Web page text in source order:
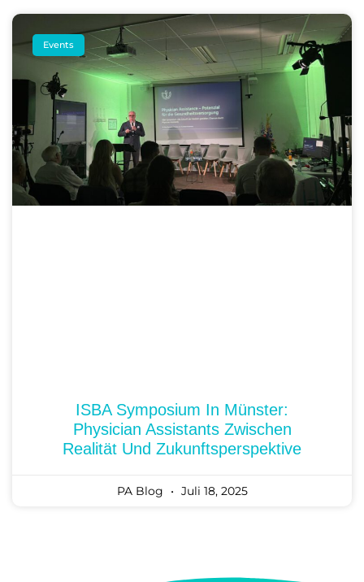
Events
ISBA Symposium In Münster:
Physician Assistants Zwischen
Realität Und Zukunftsperspektive
PA Blog Juli 18, 2025